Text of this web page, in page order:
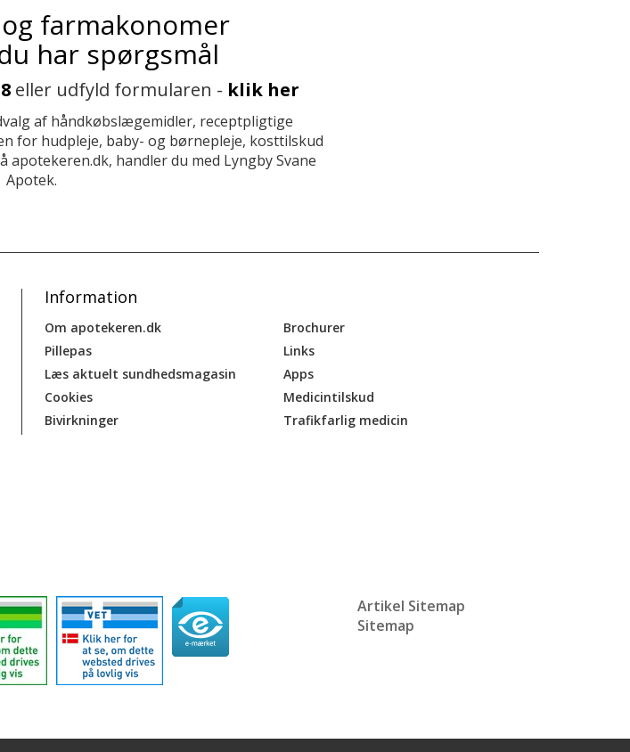
farmakonomer
har spørgsmål
eller udfyld formularen - klik her
af håndkøbslægemidler, receptpligtige
for hudpleje, baby- og børnepleje, kosttilskud
handler du med Lyngby Svane
Apotek.
Information
Om apotekeren.dk
Pillepas
Læs aktuelt sundhedsmagasin
Cookies
Bivirkninger
Brochurer
Links
Apps
Medicintilskud
Trafikfarlig medicin
Artikel Sitemap
Sitemap